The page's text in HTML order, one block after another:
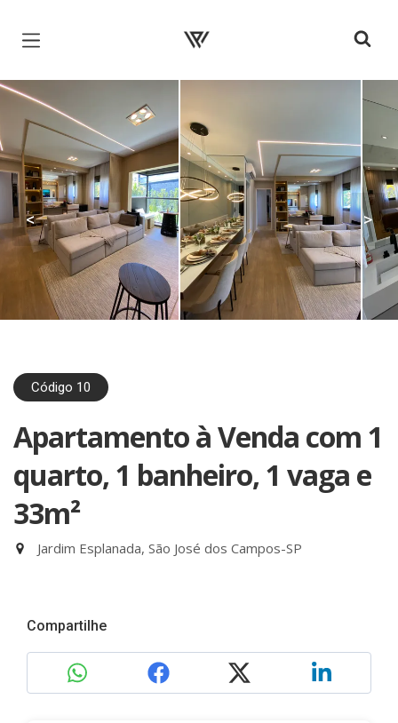
Página inicial
< >
Código 10
Apartamento à Venda com 1
quarto, 1 banheiro, 1 vaga e
33m²
Jardim Esplanada, São José dos Campos-SP
Compartilhe